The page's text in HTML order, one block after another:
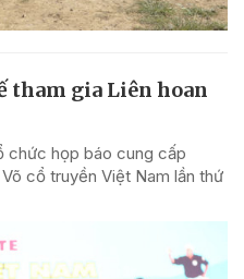
tham gia Liên hoan
chức họp báo cung cấp
cổ truyền Việt Nam lần thứ